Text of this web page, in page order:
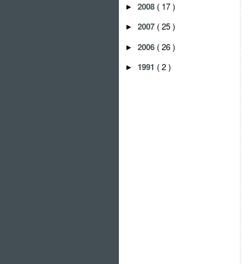
► 2008 ( 17 )
► 2007 ( 25 )
► 2006 ( 26 )
► 1991 ( 2 )